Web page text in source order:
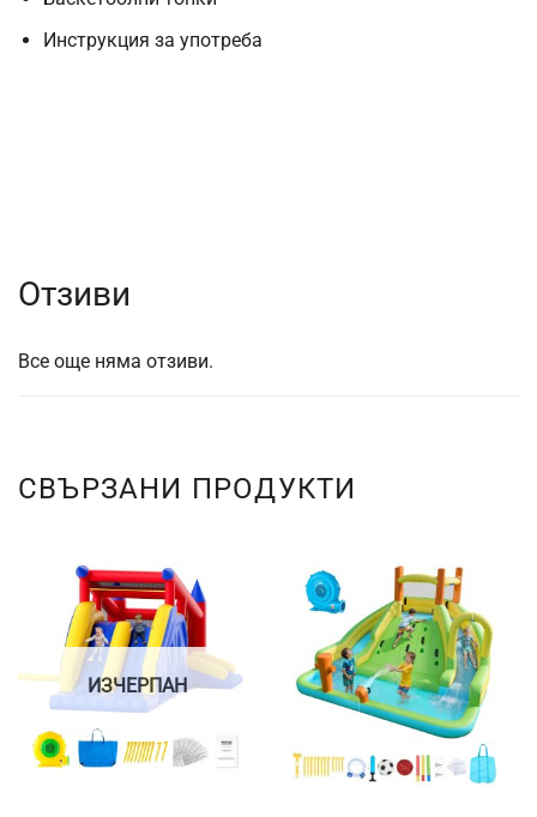
Инструкция за употреба
Отзиви
Все още няма отзиви.
СВЪРЗАНИ ПРОДУКТИ
ИЗЧЕРПАН